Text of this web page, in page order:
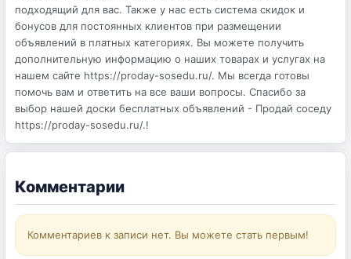
подходящий для вас. Также у нас есть система скидок и
бонусов для постоянных клиентов при размещении
объявлений в платных категориях. Вы можете получить
дополнительную информацию о наших товарах и услугах на
нашем сайте https://proday-sosedu.ru/. Мы всегда готовы
помочь вам и ответить на все ваши вопросы. Спасибо за
выбор нашей доски бесплатных объявлений - Продай соседу
https://proday-sosedu.ru/.!
Комментарии
Комментариев к записи нет. Вы можете стать первым!